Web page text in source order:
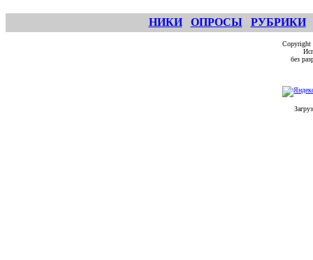
НИКИ ОПРОСЫ РУБРИКИ
без